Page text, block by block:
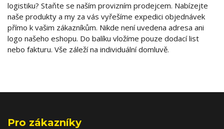
logistiku? Staňte se naším provizním prodejcem. Nabízejte
naše produkty a my za vás vyřešíme expedici objednávek
přímo k vašim zákazníkům. Nikde není uvedena adresa ani
logo našeho eshopu. Do balíku vložíme pouze dodací list
nebo fakturu. Vše záleží na individuální domluvě.
Pro zákazníky